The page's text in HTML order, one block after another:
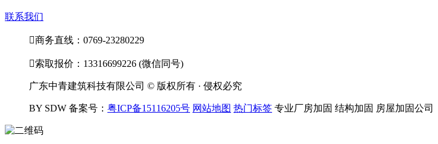
联系我们
商务直线：0769-23280229
索取报价：13316699226 (微信同号)
广东中青建筑科技有限公司 © 版权所有 · 侵权必究
BY SDW 备案号： 粤ICP备15116205号 网站地图 热门标签 专业厂房加固 结构加固 房屋加固公司